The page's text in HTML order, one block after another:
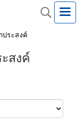
ประสงค์
สงค์